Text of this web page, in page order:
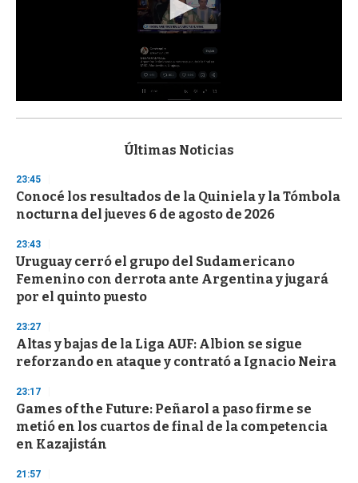
s
d
s
o
f
3
s
e
c
o
d
s
Últimas Noticias
23:45
Conocé los resultados de la Quiniela y la Tómbola
nocturna del jueves 6 de agosto de 2026
23:43
Uruguay cerró el grupo del Sudamericano
Femenino con derrota ante Argentina y jugará
por el quinto puesto
23:27
Altas y bajas de la Liga AUF: Albion se sigue
reforzando en ataque y contrató a Ignacio Neira
23:17
Games of the Future: Peñarol a paso firme se
metió en los cuartos de final de la competencia
en Kazajistán
21:57